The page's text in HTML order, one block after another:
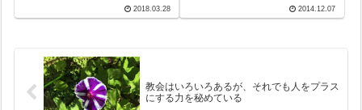
達が参集し、11時からミサ。最
香油が祝福さ...
2018.03.28
の空港を一歩出ると20年近く前
の光景がそのまま。当時ほどで
2014.12.07
教会はいろいろあるが、それでも人をプラス
にする力を秘めている